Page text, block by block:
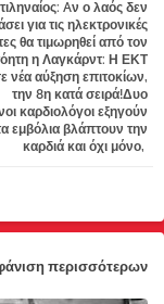
Aν ο λαός δεν
για τις ηλεκτρονικές
θα τιμωρηθεί από τον
η Λαγκάρντ: Η ΕΚΤ
αύξηση επιτοκίων,
την 8η κατά σειρά!Δυο
καρδιολόγοι εξηγούν
εμβόλια βλάπτουν την
καρδιά και όχι μόνο,
περισσότερων